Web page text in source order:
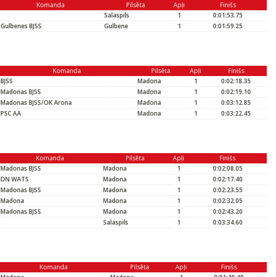
Komanda Pilsēta Apļi
Finišs
Salaspils 1
0:01:53.75
Gulbenes BJSS Gulbene 1 0:01:59.25
Komanda Pilsēta Apļi
Finišs
BJSS Madona 1
0:02:18.35
Madonas BJSS Madona 1
0:02:19.10
Madonas BJSS/OK Arona Madona 1
0:03:12.85
PSC AA Madona 1 0:03:22.45
Komanda Pilsēta Apļi
Finišs
Madonas BJSS Madona 1
0:02:08.05
DN WATS Madona 1
0:02:17.40
Madonas BJSS Madona 1
0:02:23.55
Madona Madona 1
0:02:32.05
Madonas BJSS Madona 1
0:02:43.20
Salaspils 1 0:03:34.60
Komanda Pilsēta Apļi
Finišs